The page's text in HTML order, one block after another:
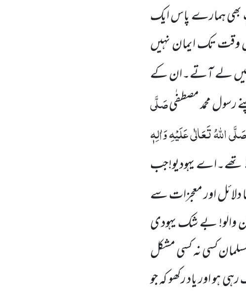
ہمارے پاس ایک
وقت تک ایمان نہیں
نہیں لے آتے۔ان کے
رسول محمد مصطفٰیصَلَّی
صَلَّی اللہُ تَعَالٰی عَلَیْہِ وَاٰلِہٖ
یہودیو!جب
اور معجزات سے
والو! بے شک یہودی
کسی نہ کسی مشکل
ہو اور یاد رکھو کہ جو